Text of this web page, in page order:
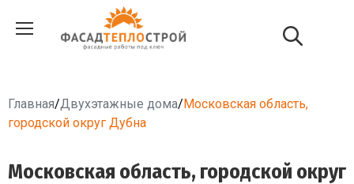
Главная/Двухэтажные дома/Московская область,
городской округ Дубна
Московская область, городской округ